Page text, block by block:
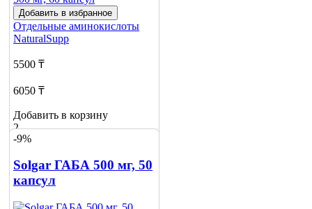
Добавить в избранное
Отдельные аминокислоты
NaturalSupp
5500 ₸
6050 ₸
Добавить в корзину
2
-9%
Solgar ГАБА 500 мг, 50
капсул